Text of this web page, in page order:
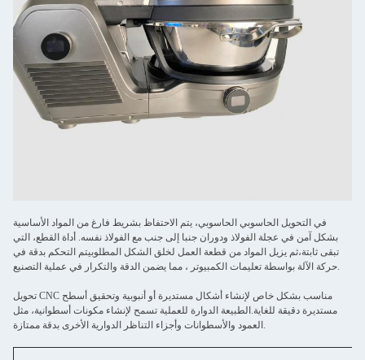
في التحويل الحاسوبي الحاسوبي، يتم الاحتفاظ بشريط فارغ من المواد الأساسية
بشكل آمن في عجلة الفولاذ ودوران جنبا إلى جنب مع الفولاذ نفسه. أداة القطع، التي
تبقى ثابتة،ثم يزيل المواد من قطعة العمل لخلق الشكل المطلوبيتم التحكم بدقة في
حركة الآلة بواسطة تعليمات الكمبيوتر ، مما يضمن الدقة والتكرار في عملية التصنيع.
تحويل CNC مناسب بشكل خاص لإنشاء أشكال مستديرة أو أنبوبية وتحقيق أسطح
مستديرة دقيقة للغاية.الطبيعة الدوارة للعملية تسمح لإنشاء مكونات أسطوانية، مثل
العمود والأسطوانات وأجزاء التناظر الدوارية الأخرى بدقة ممتازة.